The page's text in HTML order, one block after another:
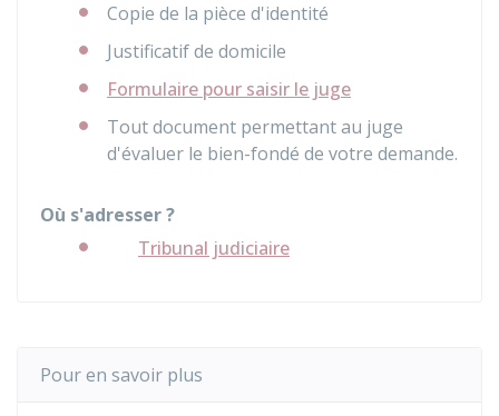
Copie de la pièce d'identité
Justificatif de domicile
Formulaire pour saisir le juge
Tout document permettant au juge
d'évaluer le bien-fondé de votre demande.
Où s'adresser ?
Tribunal judiciaire
Pour en savoir plus